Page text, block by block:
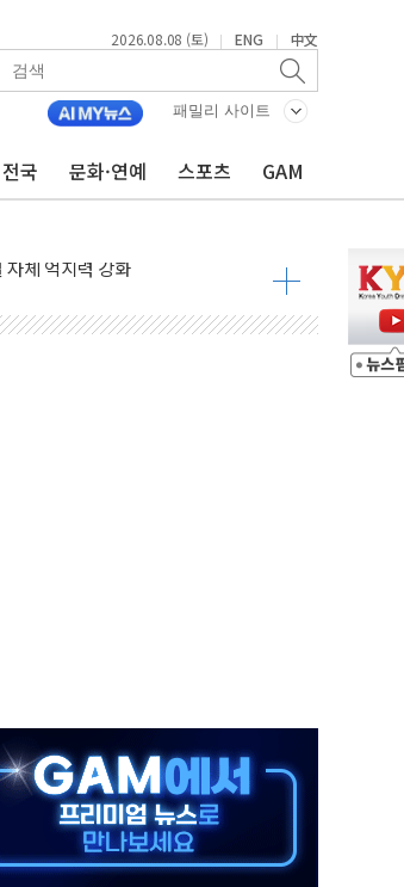
2026.08.08 (토) | ENG | 中文
패밀리 사이트
전국 문화·연예 스포츠 GAM
600 지수는 나흘 연속 최고치
드데스크·웬디스↓
총력"